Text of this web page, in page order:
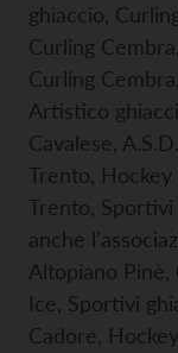
ghiaccio,
Curling
Curling
Artistico
Cavalese,
Trento,
Trento,
anche
Altopiano
Ice, Sportivi
Cadore,